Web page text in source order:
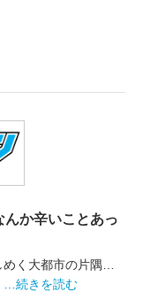
か辛いことあっ
く大都市の片隅…
…続きを読む